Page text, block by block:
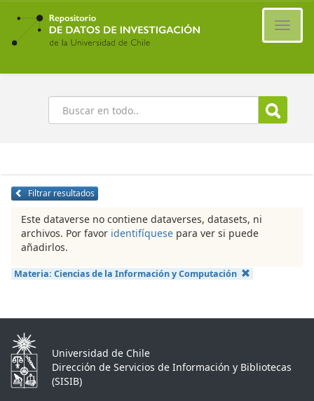
Ir
contenido
principal
Buscar
Filtrar resultados
Este dataverse no contiene dataverses, datasets, ni
archivos. Por favor identifíquese para ver si puede
añadirlos.
Materia: Ciencias de la Información y Computación
Universidad de Chile
Dirección de Servicios de Información y Bibliotecas
(SISIB)